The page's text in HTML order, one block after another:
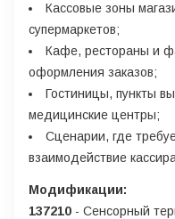
Кассовые зоны
супермаркетов;
Кафе, рестораны и
оформления заказов;
Гостиницы, пункты
медицинские центры;
Сценарии, где
взаимодействие
Модификации:
137210 - Сенсорный